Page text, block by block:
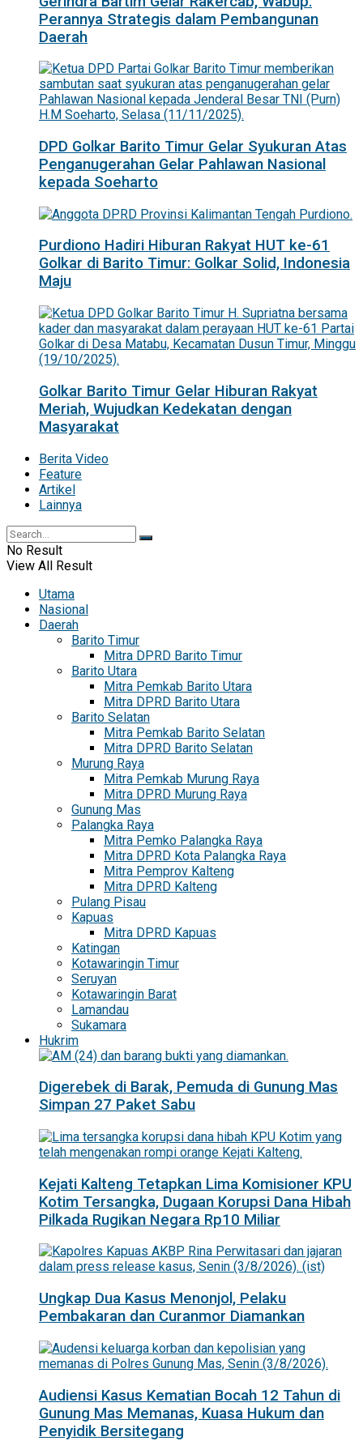
Perannya Strategis dalam Pembangunan
Daerah
DPD Golkar Barito Timur Gelar Syukuran Atas
Penganugerahan Gelar Pahlawan Nasional
kepada Soeharto
Purdiono Hadiri Hiburan Rakyat HUT ke-61
Golkar di Barito Timur: Golkar Solid, Indonesia
Maju
Golkar Barito Timur Gelar Hiburan Rakyat
Meriah, Wujudkan Kedekatan dengan
Masyarakat
Berita Video
Feature
Artikel
Lainnya
No Result
View All Result
Utama
Nasional
Daerah
Barito Timur
Mitra DPRD Barito Timur
Barito Utara
Mitra Pemkab Barito Utara
Mitra DPRD Barito Utara
Barito Selatan
Mitra Pemkab Barito Selatan
Mitra DPRD Barito Selatan
Murung Raya
Mitra Pemkab Murung Raya
Mitra DPRD Murung Raya
Gunung Mas
Palangka Raya
Mitra Pemko Palangka Raya
Mitra DPRD Kota Palangka Raya
Mitra Pemprov Kalteng
Mitra DPRD Kalteng
Pulang Pisau
Kapuas
Mitra DPRD Kapuas
Katingan
Kotawaringin Timur
Seruyan
Kotawaringin Barat
Lamandau
Sukamara
Hukrim
Digerebek di Barak, Pemuda di Gunung Mas
Simpan 27 Paket Sabu
Kejati Kalteng Tetapkan Lima Komisioner KPU
Kotim Tersangka, Dugaan Korupsi Dana Hibah
Pilkada Rugikan Negara Rp10 Miliar
Ungkap Dua Kasus Menonjol, Pelaku
Pembakaran dan Curanmor Diamankan
Audiensi Kasus Kematian Bocah 12 Tahun di
Gunung Mas Memanas, Kuasa Hukum dan
Penyidik Bersitegang